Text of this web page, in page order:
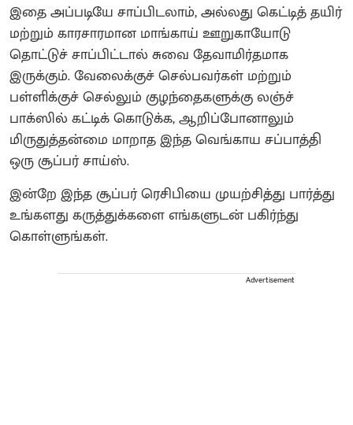
இதை அப்படியே சாப்பிடலாம், அல்லது கெட்டித் தயிர்
மற்றும் காரசாரமான மாங்காய் ஊறுகாயோடு
தொட்டுச் சாப்பிட்டால் சுவை தேவாமிர்தமாக
இருக்கும். வேலைக்குச் செல்பவர்கள் மற்றும்
பள்ளிக்குச் செல்லும் குழந்தைகளுக்கு லஞ்ச்
பாக்ஸில் கட்டிக் கொடுக்க, ஆறிப்போனாலும்
மிருதுத்தன்மை மாறாத இந்த வெங்காய சப்பாத்தி
ஒரு சூப்பர் சாய்ஸ்.
இன்றே இந்த சூப்பர் ரெசிபியை முயற்சித்து பார்த்து
உங்களது கருத்துக்களை எங்களுடன் பகிர்ந்து
கொள்ளுங்கள்.
Advertisement